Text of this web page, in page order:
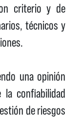
criterio y de
técnicos y
una opinión
la confiabilidad
de riesgos